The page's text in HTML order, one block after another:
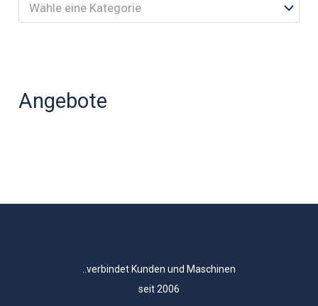
Wähle eine Kategorie
Angebote
..verbindet Kunden und Maschinen
seit 2006